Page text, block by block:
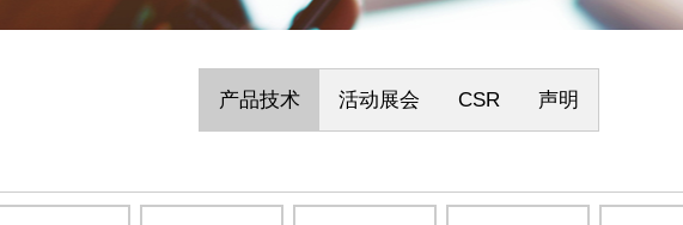
产品技术 活动展会 CSR 声明